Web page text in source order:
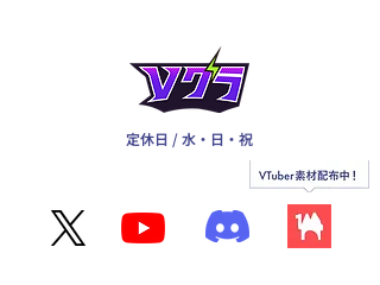
定休日 / 水・日・祝